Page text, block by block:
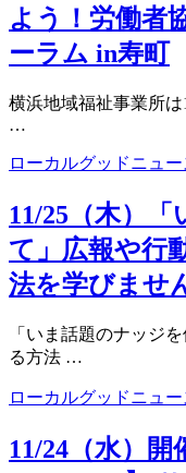
よう！労働者
ーラム in寿町
横浜地域福祉事業所
…
ローカルグッドニュー
11/25（木）
て」広報や行
法を学びませ
「いま話題のナッジ
る方法 …
ローカルグッドニュー
11/24（水）開